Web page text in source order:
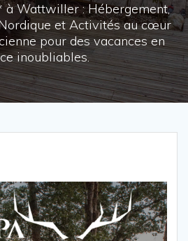
à Wattwiller : Hébergement,
et Activités au cœur
pour des vacances en
inoubliables.